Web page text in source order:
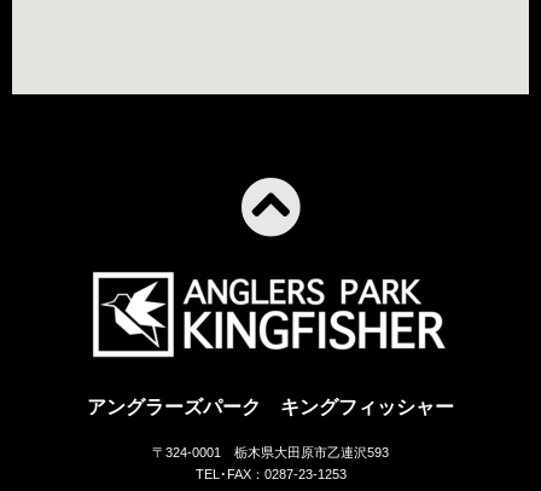
アングラーズパーク キングフィッシャー
〒324-0001 栃木県大田原市乙連沢593
TEL･FAX：0287-23-1253